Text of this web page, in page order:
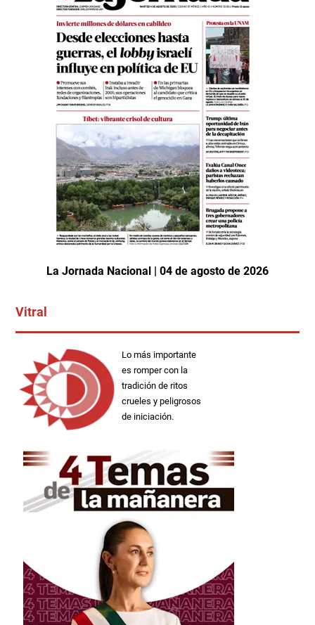
La Jornada Nacional | 04 de agosto de 2026
Vitral
Lo más importante
es romper con la
tradición de ritos
crueles y peligrosos
de iniciación.